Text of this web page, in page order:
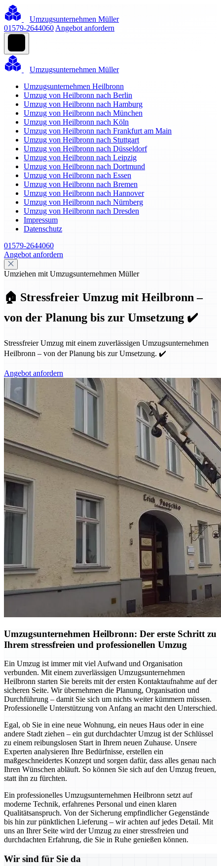
Umzugsunternehmen Müller
01579-2644060 Angebot anfordern
Umzugsunternehmen Müller
Umzugsunternehmen Heilbronn
Umzug von Heilbronn nach Berlin
Umzug von Heilbronn nach Hamburg
Umzug von Heilbronn nach München
Umzug von Heilbronn nach Köln
Umzug von Heilbronn nach Frankfurt am Main
Umzug von Heilbronn nach Stuttgart
Umzug von Heilbronn nach Düsseldorf
Umzug von Heilbronn nach Leipzig
Umzug von Heilbronn nach Dortmund
Umzug von Heilbronn nach Essen
Umzug von Heilbronn nach Bremen
Umzug von Heilbronn nach Hannover
Umzug von Heilbronn nach Nürnberg
Umzug von Heilbronn nach Dresden
Impressum
Datenschutz
01579-2644060
Angebot anfordern
Umziehen mit Umzugsunternehmen Müller
🏠 Stressfreier Umzug mit Heilbronn –
von der Planung bis zur Umsetzung ✔️
Stressfreier Umzug mit einem zuverlässigen Umzugsunternehmen
Heilbronn – von der Planung bis zur Umsetzung. ✔️
Angebot anfordern
Umzugsunternehmen Heilbronn: Der erste Schritt zu
Ihrem stressfreien und professionellen Umzug
Ein Umzug ist immer mit viel Aufwand und Organisation
verbunden. Mit einem zuverlässigen Umzugsunternehmen
Heilbronn starten Sie bereits mit der ersten Kontaktaufnahme auf der
sicheren Seite. Wir übernehmen die Planung, Organisation und
Durchführung – damit Sie sich um nichts weiter kümmern müssen.
Professionelle Unterstützung von Anfang an macht den Unterschied.
Egal, ob Sie in eine neue Wohnung, ein neues Haus oder in eine
andere Stadt ziehen – ein gut durchdachter Umzug ist der Schlüssel
zu einem reibungslosen Start in Ihrem neuen Zuhause. Unsere
Experten analysieren Ihre Bedürfnisse, erstellen ein
maßgeschneidertes Konzept und sorgen dafür, dass alles genau nach
Ihren Wünschen abläuft. So können Sie sich auf den Umzug freuen,
statt ihn zu fürchten.
Ein professionelles Umzugsunternehmen Heilbronn setzt auf
moderne Technik, erfahrenes Personal und einen klaren
Qualitätsanspruch. Von der Sicherung empfindlicher Gegenstände
bis hin zur pünktlichen Lieferung – wir achten auf jedes Detail. Mit
uns an Ihrer Seite wird der Umzug zu einer stressfreien und
durchdachten Erfahrung, die Sie in Ruhe genießen können.
Wir sind für Sie da